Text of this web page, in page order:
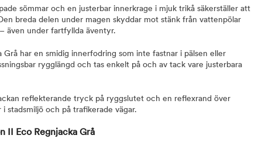
sömmar och en justerbar innerkrage i mjuk trikå säkerställer att
breda delen under magen skyddar mot stänk från vattenpölar
även under fartfyllda äventyr.
har en smidig innerfodring som inte fastnar i pälsen eller
rygglängd och tas enkelt på och av tack vare justerbara
reflekterande tryck på ryggslutet och en reflexrand över
stadsmiljö och på trafikerade vägar.
II Eco Regnjacka Grå